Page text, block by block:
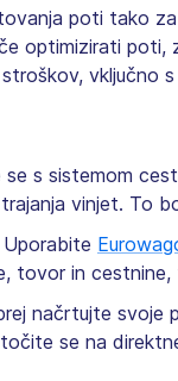
poti tako
optimizirati
vključno
se s sistemom
vinjet. To
Uporabite
tovor in cestnine,
načrtujte svoje
se na